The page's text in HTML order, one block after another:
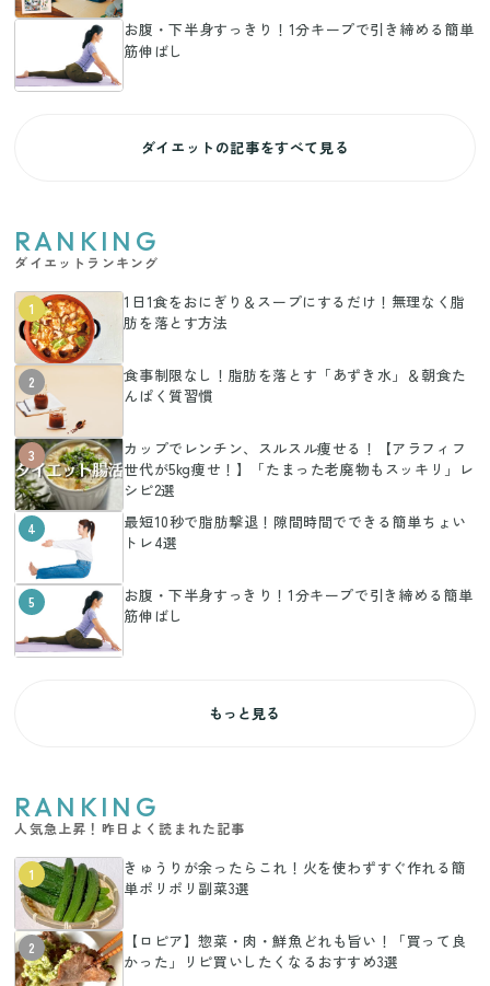
お腹・下半身すっきり！1分キープで引き締める簡単
筋伸ばし
ダイエットの記事をすべて見る
RANKING
ダイエットランキング
1
1日1食をおにぎり＆スープにするだけ！無理なく脂
肪を落とす方法
2
食事制限なし！脂肪を落とす「あずき水」＆朝食た
んぱく質習慣
3
カップでレンチン、スルスル痩せる！【アラフィフ
世代が5kg痩せ！】「たまった老廃物もスッキリ」レ
シピ2選
4
最短10秒で脂肪撃退！隙間時間でできる簡単ちょい
トレ4選
5
お腹・下半身すっきり！1分キープで引き締める簡単
筋伸ばし
もっと見る
RANKING
人気急上昇！昨日よく読まれた記事
1
きゅうりが余ったらこれ！火を使わずすぐ作れる簡
単ポリポリ副菜3選
2
【ロピア】惣菜・肉・鮮魚どれも旨い！「買って良
かった」リピ買いしたくなるおすすめ3選